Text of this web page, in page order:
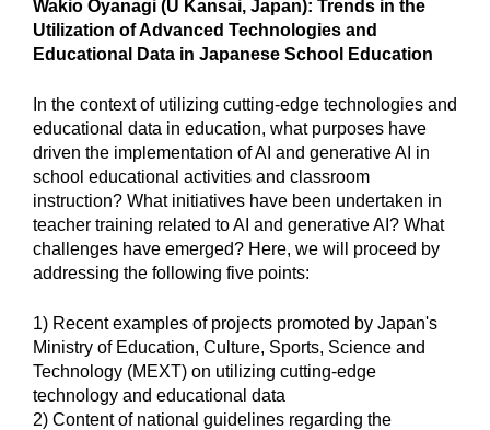
Wakio Oyanagi (U Kansai, Japan): Trends in the
Utilization of Advanced Technologies and
Educational Data in Japanese School Education
In the context of utilizing cutting-edge technologies and
educational data in education, what purposes have
driven the implementation of AI and generative AI in
school educational activities and classroom
instruction? What initiatives have been undertaken in
teacher training related to AI and generative AI? What
challenges have emerged? Here, we will proceed by
addressing the following five points:
1) Recent examples of projects promoted by Japan's
Ministry of Education, Culture, Sports, Science and
Technology (MEXT) on utilizing cutting-edge
technology and educational data
2) Content of national guidelines regarding the